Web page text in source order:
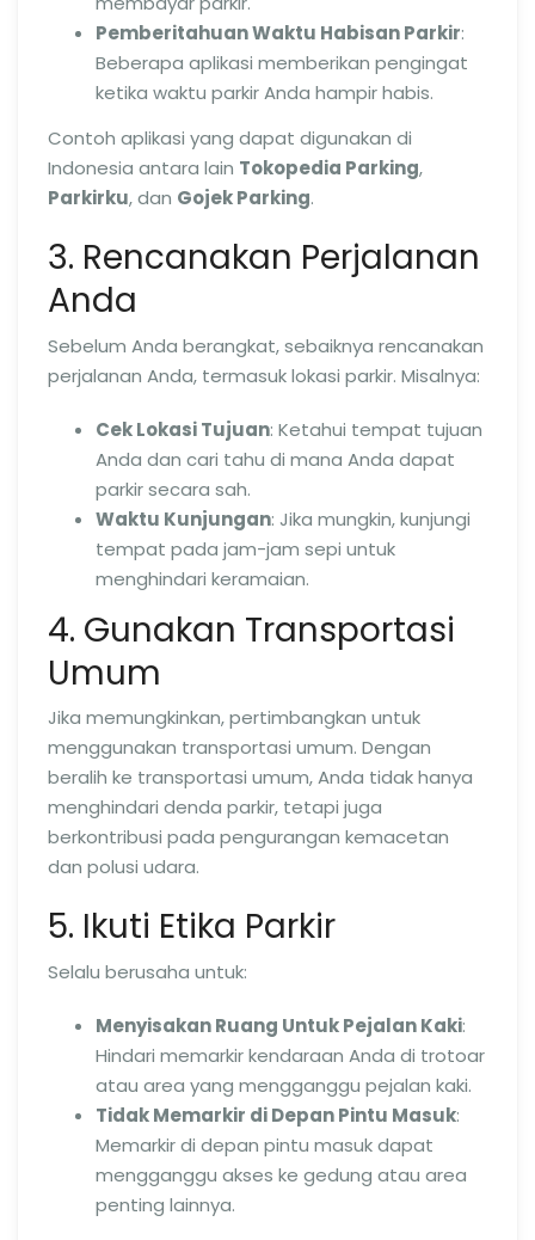
Pemberitahuan Waktu Habisan Parkir:
Beberapa aplikasi memberikan pengingat
ketika waktu parkir Anda hampir habis.
Contoh aplikasi yang dapat digunakan di
Indonesia antara lain Tokopedia Parking,
Parkirku, dan Gojek Parking.
3. Rencanakan Perjalanan
Anda
Sebelum Anda berangkat, sebaiknya rencanakan
perjalanan Anda, termasuk lokasi parkir. Misalnya:
Cek Lokasi Tujuan: Ketahui tempat tujuan
Anda dan cari tahu di mana Anda dapat
parkir secara sah.
Waktu Kunjungan: Jika mungkin, kunjungi
tempat pada jam-jam sepi untuk
menghindari keramaian.
4. Gunakan Transportasi
Umum
Jika memungkinkan, pertimbangkan untuk
menggunakan transportasi umum. Dengan
beralih ke transportasi umum, Anda tidak hanya
menghindari denda parkir, tetapi juga
berkontribusi pada pengurangan kemacetan
dan polusi udara.
5. Ikuti Etika Parkir
Selalu berusaha untuk:
Menyisakan Ruang Untuk Pejalan Kaki:
Hindari memarkir kendaraan Anda di trotoar
atau area yang mengganggu pejalan kaki.
Tidak Memarkir di Depan Pintu Masuk:
Memarkir di depan pintu masuk dapat
mengganggu akses ke gedung atau area
penting lainnya.